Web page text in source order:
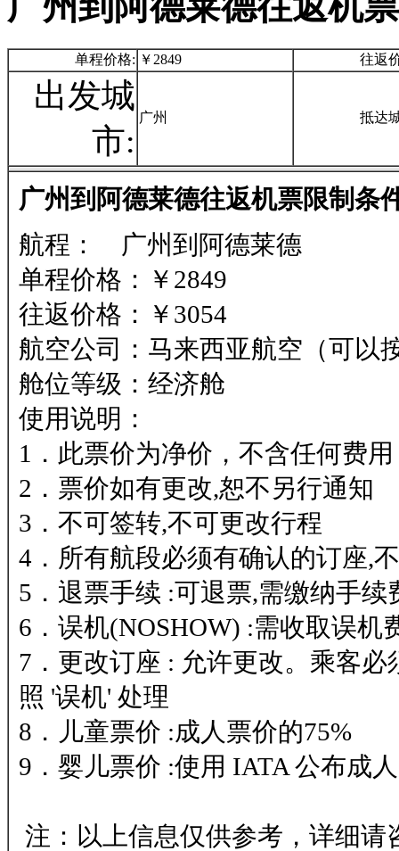
单程价格: ￥2849 往返
出发城
市:
广州 抵达
广州到阿德莱德往返机票限制条
航程： 广州到阿德莱德
单程价格：￥2849
往返价格：￥3054
航空公司：马来西亚航空（可以
舱位等级：经济舱
使用说明：
1．此票价为净价，不含任何费用
2．票价如有更改,恕不另行通知
3．不可签转,不可更改行程
4．所有航段必须有确认的订座,
5．退票手续 :可退票,需缴纳手续
6．误机(NOSHOW) :需收取误机
7．更改订座 : 允许更改。乘客
照 '误机' 处理
8．儿童票价 :成人票价的75%
9．婴儿票价 :使用 IATA 公布成
注：以上信息仅供参考，详细请